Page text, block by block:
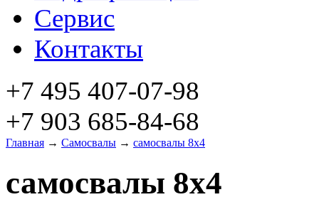
Сервис
Контакты
+7 495 407-07-98
+7 903 685-84-68
Главная → Самосвалы → самосвалы 8x4
самосвалы 8x4